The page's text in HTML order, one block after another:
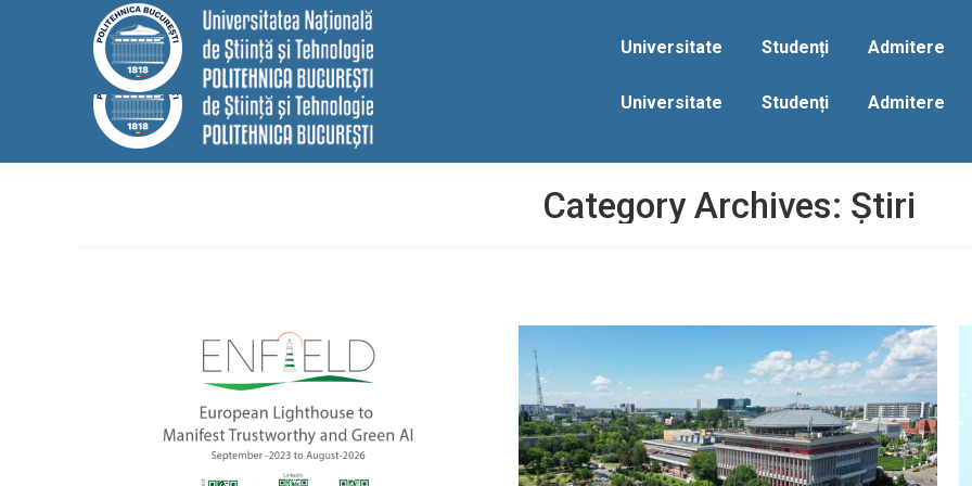
EELISA HRS4R Internațional ALUMNI
Universitate Studenți Admitere
Category Archives: Știri
Universitate Studenți Admitere